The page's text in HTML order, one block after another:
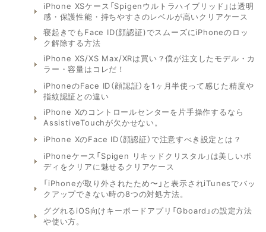
iPhone XSケース「Spigenウルトラハイブリッド」は透明
感・保護性能・持ちやすさのレベルが高いクリアケース
寝起きでもFace ID(顔認証)でスムーズにiPhoneのロッ
ク解除する方法
iPhone XS/XS Max/XRは買い？僕が注文したモデル・カ
ラー・容量はコレだ！
iPhoneのFace ID（顔認証）を1ヶ月半使って感じた精度や
指紋認証との違い
iPhone Xのコントロールセンターを片手操作するなら
AssistiveTouchが欠かせない。
iPhone XのFace ID（顔認証）で注意すべき設定とは？
iPhoneケース「Spigen リキッドクリスタル」は美しいボ
ディをクリアに魅せるクリアケース
「iPhoneが取り外されたため〜」と表示されiTunesでバッ
クアップできない時の8つの対処方法。
ググれるiOS向けキーボードアプリ「Gboard」の設定方法
や使い方。